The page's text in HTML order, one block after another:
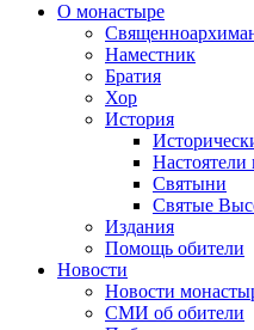
О монастыре
Наместник
Братия
Хор
История
Настоятели
Святыни
Святые
Издания
Помощь обители
Новости
Новости
СМИ об обители